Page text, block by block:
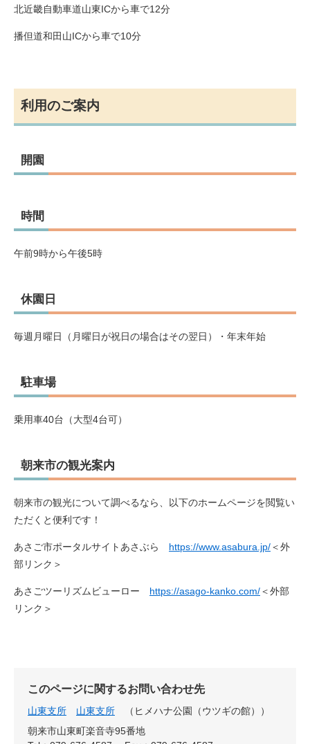
北近畿自動車道山東ICから車で12分
播但道和田山ICから車で10分
利用のご案内
開園
時間
午前9時から午後5時
休園日
毎週月曜日（月曜日が祝日の場合はその翌日）・年末年始
駐車場
乗用車40台（大型4台可）
朝来市の観光案内
朝来市の観光について調べるなら、以下のホームページを閲覧い
ただくと便利です！
あさご市ポータルサイトあさぶら https://www.asabura.jp/＜外
部リンク＞
あさごツーリズムビューロー https://asago-kanko.com/＜外部
リンク＞
このページに関するお問い合わせ先
山東支所 山東支所
ヒメハナ公園（ウツギの館）
朝来市山東町楽音寺95番地